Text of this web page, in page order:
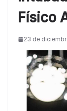
Físico
23 de